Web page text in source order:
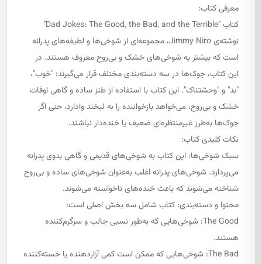
معرفی کتاب:
کتاب "Dad Jokes: The Good, the Bad, and the Terrible"
نوشته‌ی Jimmy Niro، مجموعه‌ای از شوخی‌ها و لطیفه‌های پدرانه
است که بیشتر به شوخی‌های خشک و بی‌روح معروف هستند. در
این کتاب، جوک‌ها در سه دسته‌بندی مختلف قرار می‌گیرند: "خوب"،
"بد" و "وحشتناک". این کتاب با استفاده از طنز ساده و گاهی اوقات
خشک و بی‌روح، می‌خواهد بازخواننده را به لبخند وادارد، حتی اگر
جوک‌ها به‌طرز غیرمنتظره‌ای ضعیف یا خنده‌دار نباشند.
نکات کلیدی کتاب:
سبک شوخی‌ها: این کتاب به شوخی‌های قدیمی و گاهی بدوی پدرانه
می‌پردازد. شوخی‌های پدرانه اغلب به‌عنوان شوخی‌های ساده و بی‌روح
شناخته می‌شوند که باعث خنده‌های ناخواسته می‌شوند.
محتوا و دسته‌بندی: کتاب شامل سه بخش اصلی است:
The Good: شوخی‌هایی که به‌طور نسبی جالب و سرگرم‌کننده
هستند.
The Bad: شوخی‌هایی که ممکن است کمی آزاردهنده یا خسته‌کننده